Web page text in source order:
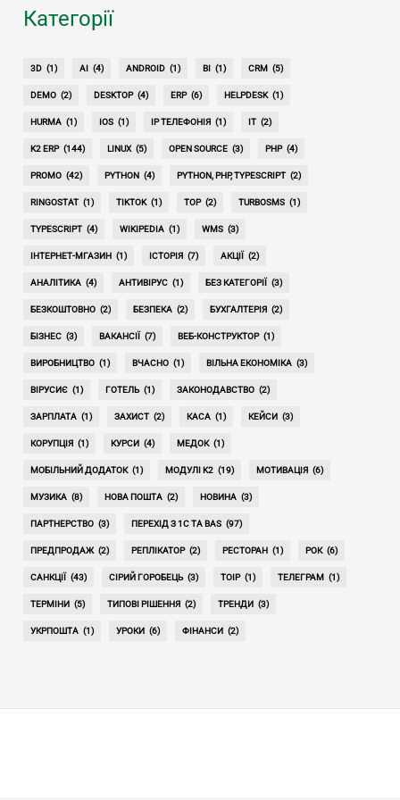
Категорії
3D (1) AI (4) ANDROID (1) BI (1) CRM (5)
DEMO (2) DESKTOP (4) ERP (6) HELPDESK (1)
HURMA (1) IOS (1) IP ТЕЛЕФОНІЯ (1) IT (2)
K2 ERP (144) LINUX (5) OPEN SOURCE (3) PHP (4)
PROMO (42) PYTHON (4) PYTHON, PHP, TYPESCRIPT (2)
RINGOSTAT (1) TIKTOK (1) TOP (2) TURBOSMS (1)
TYPESCRIPT (4) WIKIPEDIA (1) WMS (3)
ІНТЕРНЕТ-МГАЗИН (1) ІСТОРІЯ (7) АКЦІЇ (2)
АНАЛІТИКА (4) АНТИВІРУС (1) БЕЗ КАТЕГОРІЇ (3)
БЕЗКОШТОВНО (2) БЕЗПЕКА (2) БУХГАЛТЕРІЯ (2)
БІЗНЕС (3) ВАКАНСІЇ (7) ВЕБ-КОНСТРУКТОР (1)
ВИРОБНИЦТВО (1) ВЧАСНО (1) ВІЛЬНА ЕКОНОМІКА (3)
ВІРУСИЄ (1) ГОТЕЛЬ (1) ЗАКОНОДАВСТВО (2)
ЗАРПЛАТА (1) ЗАХИСТ (2) КАСА (1) КЕЙСИ (3)
КОРУПЦІЯ (1) КУРСИ (4) МЕДОК (1)
МОБІЛЬНИЙ ДОДАТОК (1) МОДУЛІ K2 (19) МОТИВАЦІЯ (6)
МУЗИКА (8) НОВА ПОШТА (2) НОВИНА (3)
ПАРТНЕРСТВО (3) ПЕРЕХІД З 1С ТА BAS (97)
ПРЕДПРОДАЖ (2) РЕПЛІКАТОР (2) РЕСТОРАН (1) РОК (6)
САНКЦІЇ (43) СІРИЙ ГОРОБЕЦЬ (3) ТОІР (1) ТЕЛЕГРАМ (1)
ТЕРМІНИ (5) ТИПОВІ РІШЕННЯ (2) ТРЕНДИ (3)
УКРПОШТА (1) УРОКИ (6) ФІНАНСИ (2)